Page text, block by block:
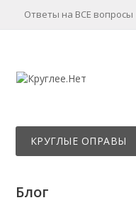
Ответы на ВСЕ вопросы
КРУГЛЫЕ ОПРАВЫ
Блог